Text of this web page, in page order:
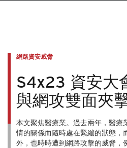
網路資安威脅
S4x23 資安大
與網攻雙面夾
本文聚焦醫療業。過去兩年，醫療
情的關係而隨時處在緊繃的狀態，
外，也時時遭到網路攻擊的威脅，